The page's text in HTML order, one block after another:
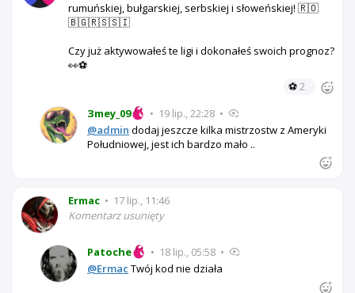
rumuńskiej, bułgarskiej, serbskiej i słoweńskiej! 🇷🇴
🇧🇬🇷🇸🇸🇮
Czy już aktywowałeś te ligi i dokonałeś swoich prognoz?
👀⚽
⚽2
Зmey_09
• 19 lip., 22:28 •
@admin dodaj jeszcze kilka mistrzostw z Ameryki
Południowej, jest ich bardzo mało ..
Ermac • 17 lip., 11:46
Komentarz usunięty
Patoche • 18 lip., 05:58 •
@Ermac Twój kod nie działa